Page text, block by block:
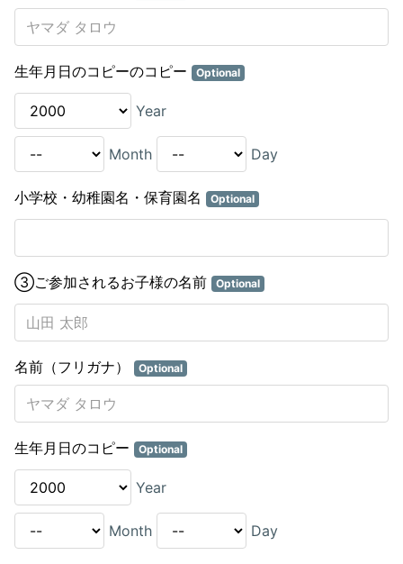
生年月日のコピーのコピー Optional
Year
Month Day
小学校・幼稚園名・保育園名 Optional
③ご参加されるお子様の名前 Optional
名前（フリガナ） Optional
生年月日のコピー Optional
Year
Month Day